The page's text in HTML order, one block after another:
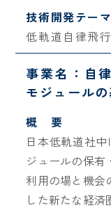
技術開発テーマ
低軌道自律飛
事業名：自
モジュール
概 要
日本低軌道社
ジュールの保有
利用の場と機会
した新たな経